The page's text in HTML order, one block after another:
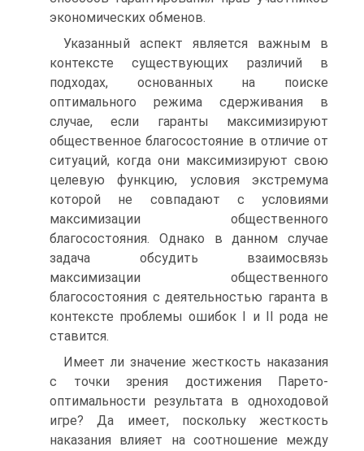
экономических обменов.
Указанный аспект является важным в
контексте существующих различий в
подходах, основанных на поиске
оптимального режима сдерживания в
случае, если гаранты максимизируют
общественное благосостояние в отличие от
ситуаций, когда они максимизируют свою
целевую функцию, условия экстремума
которой не совпадают с условиями
максимизации общественного
благосостояния. Однако в данном случае
задача обсудить взаимосвязь
максимизации общественного
благосостояния с деятельностью гаранта в
контексте проблемы ошибок I и II рода не
ставится.
Имеет ли значение жесткость наказания
с точки зрения достижения Парето-
оптимальности результата в одноходовой
игре? Да имеет, поскольку жесткость
наказания влияет на соотношение между